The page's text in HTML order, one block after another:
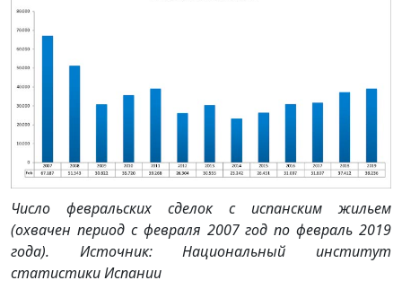
Число февральских сделок с испанским жильем
(охвачен период с февраля 2007 год по февраль 2019
года). Источник: Национальный институт
статистики Испании